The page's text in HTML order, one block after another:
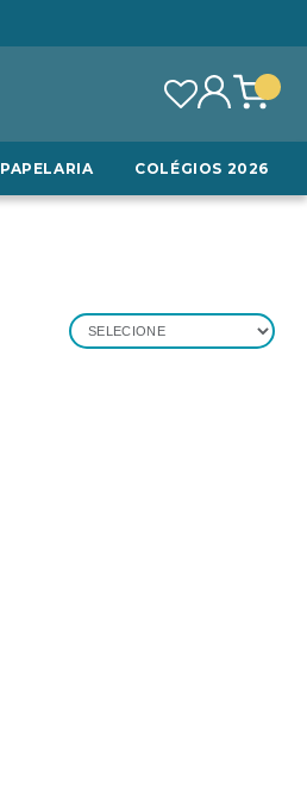
PAPELARIA COLÉGIOS 2026
SELECIONE